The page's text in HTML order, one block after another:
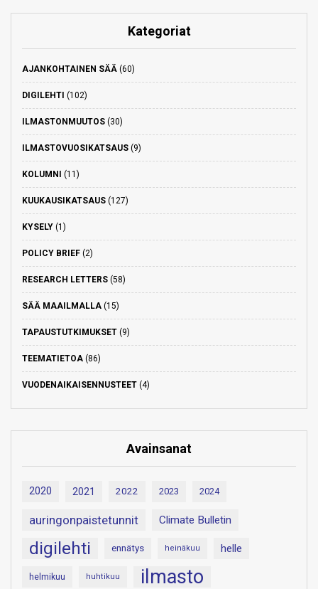
Kategoriat
AJANKOHTAINEN SÄÄ (60)
DIGILEHTI (102)
ILMASTONMUUTOS (30)
ILMASTOVUOSIKATSAUS (9)
KOLUMNI (11)
KUUKAUSIKATSAUS (127)
KYSELY (1)
POLICY BRIEF (2)
RESEARCH LETTERS (58)
SÄÄ MAAILMALLA (15)
TAPAUSTUTKIMUKSET (9)
TEEMATIETOA (86)
VUODENAIKAISENNUSTEET (4)
Avainsanat
2020 2021 2022 2023 2024
auringonpaistetunnit Climate Bulletin
digilehti ennätys heinäkuu helle
helmikuu huhtikuu ilmasto